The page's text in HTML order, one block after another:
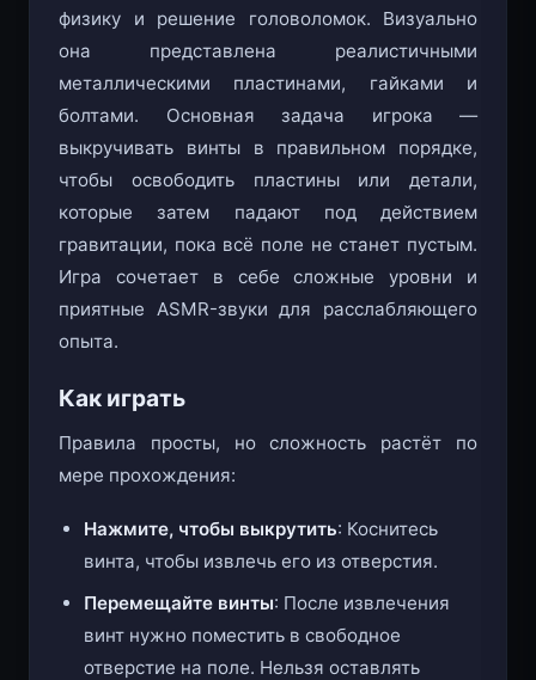
физику и решение головоломок. Визуально
она представлена реалистичными
металлическими пластинами, гайками и
болтами. Основная задача игрока —
выкручивать винты в правильном порядке,
чтобы освободить пластины или детали,
которые затем падают под действием
гравитации, пока всё поле не станет пустым.
Игра сочетает в себе сложные уровни и
приятные ASMR-звуки для расслабляющего
опыта.
Как играть
Правила просты, но сложность растёт по
мере прохождения:
Нажмите, чтобы выкрутить: Коснитесь
винта, чтобы извлечь его из отверстия.
Перемещайте винты: После извлечения
винт нужно поместить в свободное
отверстие на поле. Нельзя оставлять